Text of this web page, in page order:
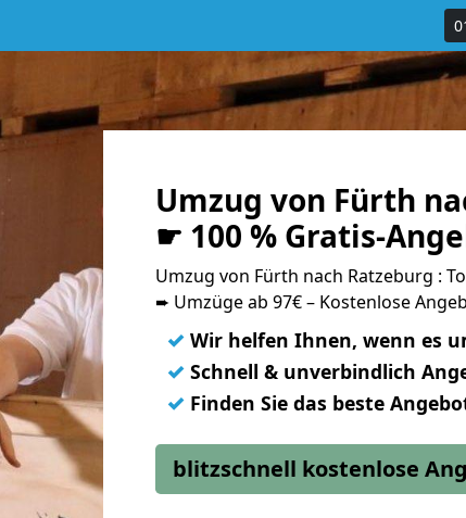
Umzug von Fürth
☛ 100 % Gratis-
Umzug von Fürth nach Ratzeburg :
➨ Umzüge ab 97€ – Kostenlose
✓ Wir helfen Ihnen, wenn es
✓ Schnell & unverbindlich
✓ Finden Sie das beste
blitzschnell kostenlose